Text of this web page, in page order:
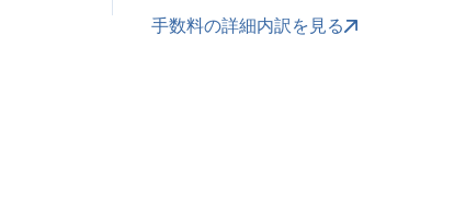
手数料の詳細内訳を見る